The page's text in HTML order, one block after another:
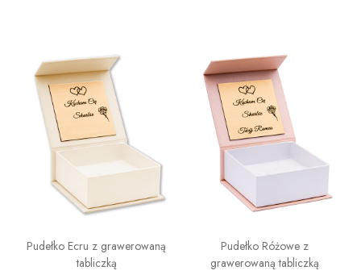
Pudełko Ecru z grawerowaną
tabliczką
Pudełko Różowe z
grawerowaną tabliczką